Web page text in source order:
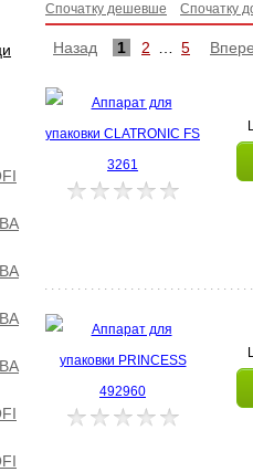
Спочатку дешевше Спочатку
Назад 1 2 5